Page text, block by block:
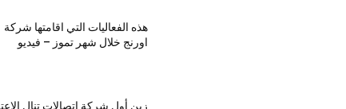
هذه الفعاليات التي اقامتها شركة
اورنج خلال شهر تموز – فيديو
زين أول شركة اتصالات تنال